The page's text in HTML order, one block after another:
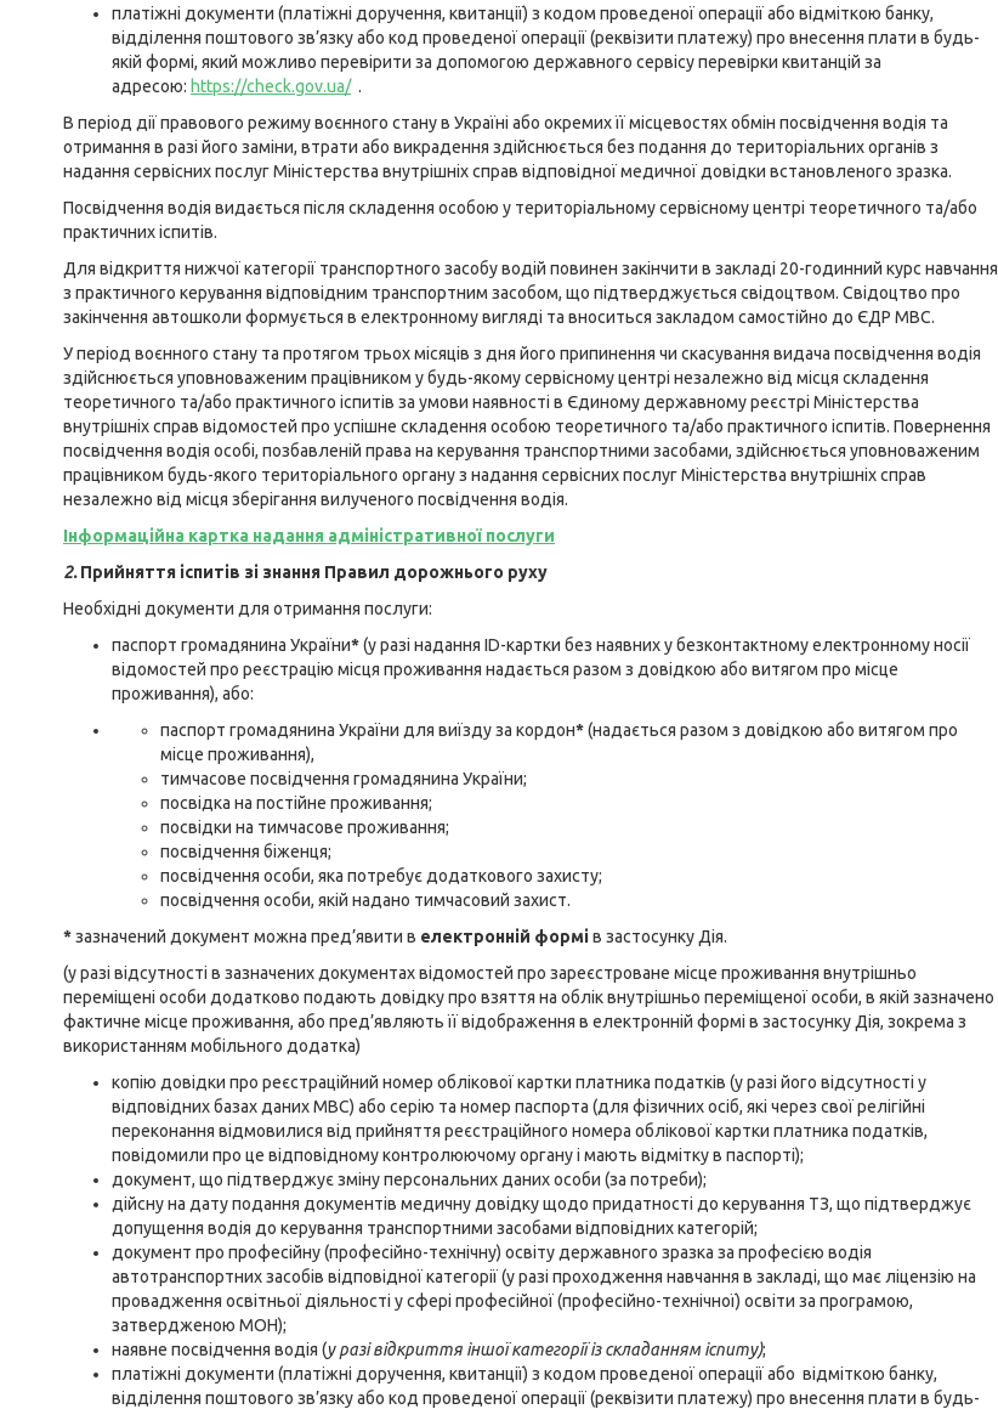
платіжні документи (платіжні доручення, квитанції) з кодом проведеної операції або відміткою банку,
відділення поштового зв’язку або код проведеної операції (реквізити платежу) про внесення плати в будь-
якій формі, який можливо перевірити за допомогою державного сервісу перевірки квитанцій за
адресою: https://check.gov.ua/.
В період дії правового режиму воєнного стану в Україні або окремих її місцевостях обмін посвідчення водія та
отримання в разі його заміни, втрати або викрадення здійснюється без подання до територіальних органів з
надання сервісних послуг Міністерства внутрішніх справ відповідної медичної довідки встановленого зразка.
Посвідчення водія видається після складення особою у територіальному сервісному центрі теоретичного та/або
практичних іспитів.
Для відкриття нижчої категорії транспортного засобу водій повинен закінчити в закладі 20-годинний курс навчання
з практичного керування відповідним транспортним засобом, що підтверджується свідоцтвом. Свідоцтво про
закінчення автошколи формується в електронному вигляді та вноситься закладом самостійно до ЄДР МВС.
У період воєнного стану та протягом трьох місяців з дня його припинення чи скасування видача посвідчення водія
здійснюється уповноваженим працівником у будь-якому сервісному центрі незалежно від місця складення
теоретичного та/або практичного іспитів за умови наявності в Єдиному державному реєстрі Міністерства
внутрішніх справ відомостей про успішне складення особою теоретичного та/або практичного іспитів. Повернення
посвідчення водія особі, позбавленій права на керування транспортними засобами, здійснюється уповноваженим
працівником будь-якого територіального органу з надання сервісних послуг Міністерства внутрішніх справ
незалежно від місця зберігання вилученого посвідчення водія.
Інформаційна картка надання адміністративної послуги
2.Прийняття іспитів зі знання Правил дорожнього руху
Необхідні документи для отримання послуги:
паспорт громадянина України*(у разі надання ID-картки без наявних у безконтактному електронному носії
відомостей про реєстрацію місця проживання надається разом з довідкою або витягом про місце
проживання), або:
паспорт громадянина України для виїзду за кордон*(надається разом з довідкою або витягом про
місце проживання),
тимчасове посвідчення громадянина України;
посвідка на постійне проживання;
посвідки на тимчасове проживання;
посвідчення біженця;
посвідчення особи, яка потребує додаткового захисту;
посвідчення особи, якій надано тимчасовий захист.
*зазначений документ можна пред’явити в електронній формів застосунку Дія.
(у разі відсутності в зазначених документах відомостей про зареєстроване місце проживання внутрішньо
переміщені особи додатково подають довідку про взяття на облік внутрішньо переміщеної особи, в якій зазначено
фактичне місце проживання, або пред’являють її відображення в електронній формі в застосунку Дія, зокрема з
використанням мобільного додатка)
копію довідки про реєстраційний номер облікової картки платника податків (у разі його відсутності у
відповідних базах даних МВС) або серію та номер паспорта (для фізичних осіб, які через свої релігійні
переконання відмовилися від прийняття реєстраційного номера облікової картки платника податків,
повідомили про це відповідному контролюючому органу і мають відмітку в паспорті);
документ, що підтверджує зміну персональних даних особи (за потреби);
дійсну на дату подання документів медичну довідку щодо придатності до керування ТЗ, що підтверджує
допущення водія до керування транспортними засобами відповідних категорій;
документ про професійну (професійно-технічну) освіту державного зразка за професією водія
автотранспортних засобів відповідної категорії (у разі проходження навчання в закладі, що має ліцензію на
провадження освітньої діяльності у сфері професійної (професійно-технічної) освіти за програмою,
затвердженою МОН);
наявне посвідчення водія (уразі відкриття іншоїкатегорії із складанням іспиту);
платіжні документи (платіжні доручення, квитанції) з кодом проведеної операції або відміткою банку,
відділення поштового зв’язку або код проведеної операції (реквізити платежу) про внесення плати в будь-